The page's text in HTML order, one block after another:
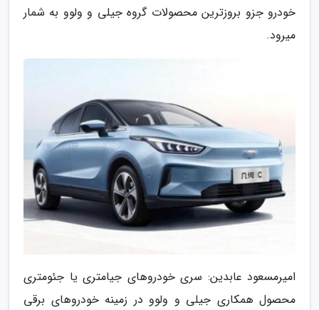
خودرو جزو بروزترین محصولات گروه جیلی و ولوو به شمار
میرود.
امیرمسعود عابدین: سری خودروهای جیامتری یا جئومتری
محصول همکاری جیلی و ولوو در زمینه خودروهای برقی